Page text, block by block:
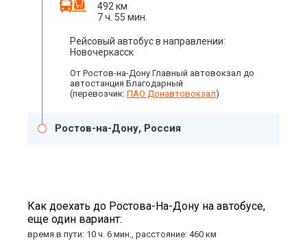
492 км
7 ч. 55 мин.
Рейсовый автобус в направлении:
Новочеркасск
От Ростов-на-Дону Главный автовокзал до
автостанция Благодарный
(перевозчик: ПАО Донавтовокзал)
Ростов-на-Дону, Россия
Как доехать до Ростова-На-Дону на автобусе,
еще один вариант:
время в пути: 10 ч. 6 мин., расстояние: 460 км